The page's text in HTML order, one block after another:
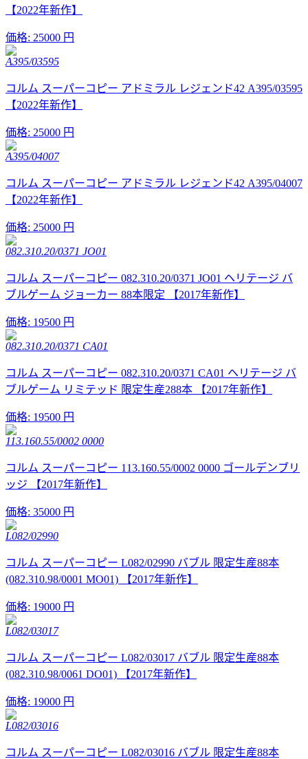
【2022年新作】
価格: 25000 円
A395/03595
コルム スーパーコピー アドミラル レジェンド42 A395/03595
【2022年新作】
価格: 25000 円
A395/04007
コルム スーパーコピー アドミラル レジェンド42 A395/04007
【2022年新作】
価格: 25000 円
082.310.20/0371 JO01
コルム スーパーコピー 082.310.20/0371 JO01 ヘリテージ バ
ブルゲーム ジョーカー 88本限定 【2017年新作】
価格: 19500 円
082.310.20/0371 CA01
コルム スーパーコピー 082.310.20/0371 CA01 ヘリテージ バ
ブルゲーム リミテッド 限定生産288本 【2017年新作】
価格: 19500 円
113.160.55/0002 0000
コルム スーパーコピー 113.160.55/0002 0000 ゴールデンブリ
ッジ 【2017年新作】
価格: 35000 円
L082/02990
コルム スーパーコピー L082/02990 バブル 限定生産88本
(082.310.98/0001 MO01) 【2017年新作】
価格: 19000 円
L082/03017
コルム スーパーコピー L082/03017 バブル 限定生産88本
(082.310.98/0061 DO01) 【2017年新作】
価格: 19000 円
L082/03016
コルム スーパーコピー L082/03016 バブル 限定生産88本